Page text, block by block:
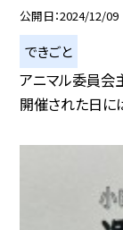
公開日 2024/12/09
できごと
アニマル委員会
開催された日に